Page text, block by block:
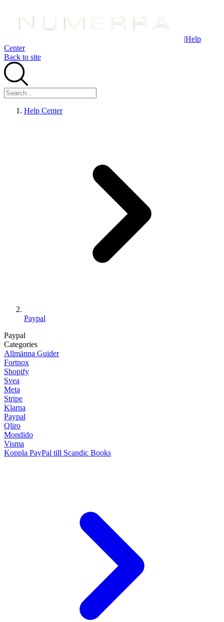
|Help
Center
Back to site
Help Center
Paypal
Paypal
Categories
Allmänna Guider
Fortnox
Shopify
Svea
Meta
Stripe
Klarna
Paypal
Qliro
Mondido
Visma
Koppla PayPal till Scandic Books